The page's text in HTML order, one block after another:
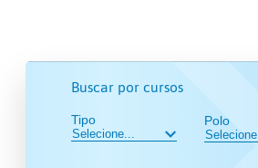
Buscar por cursos
Tipo Polo